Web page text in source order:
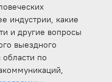
индустрии, какие
и другие вопросы
выездного
по